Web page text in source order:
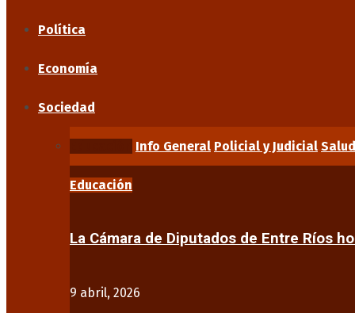
Política
Economía
Sociedad
Info General Policial y Judicial Salud
Educación
La Cámara de Diputados de Entre Ríos
9 abril, 2026